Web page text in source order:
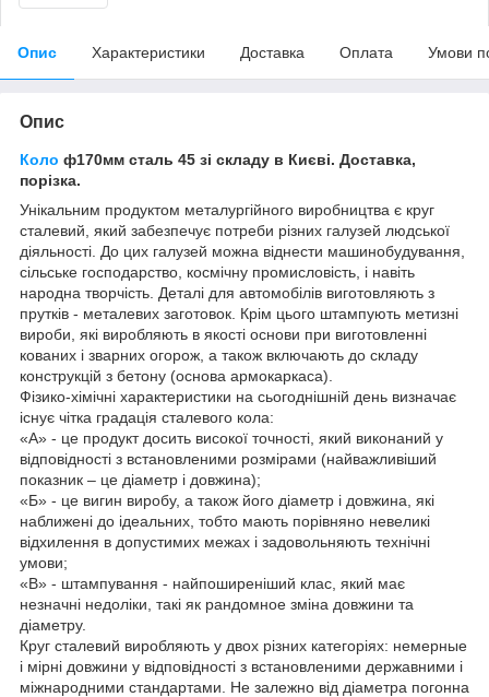
Опис Характеристики Доставка Оплата Умови
Опис
Коло ф170мм сталь 45 зі складу в Києві. Доставка,
порізка.
Унікальним продуктом металургійного виробництва є круг
сталевий, який забезпечує потреби різних галузей людської
діяльності. До цих галузей можна віднести машинобудування,
сільське господарство, космічну промисловість, і навіть
народна творчість. Деталі для автомобілів виготовляють з
прутків - металевих заготовок. Крім цього штампують метизні
вироби, які виробляють в якості основи при виготовленні
кованих і зварних огорож, а також включають до складу
конструкцій з бетону (основа армокаркаса).
Фізико-хімічні характеристики на сьогоднішній день визначає
існує чітка градація сталевого кола:
«А» - це продукт досить високої точності, який виконаний у
відповідності з встановленими розмірами (найважливіший
показник – це діаметр і довжина);
«Б» - це вигин виробу, а також його діаметр і довжина, які
наближені до ідеальних, тобто мають порівняно невеликі
відхилення в допустимих межах і задовольняють технічні
умови;
«В» - штампування - найпоширеніший клас, який має
незначні недоліки, такі як рандомное зміна довжини та
діаметру.
Круг сталевий виробляють у двох різних категоріях: немерные
і мірні довжини у відповідності з встановленими державними і
міжнародними стандартами. Не залежно від діаметра погонна